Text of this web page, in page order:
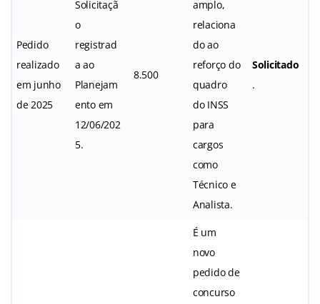
Pedido
realizado
em junho
de 2025
Solicitaçã
o
registrad
a ao
Planejam
ento em
12/06/202
5.
8.500
amplo,
relaciona
do ao
reforço do
quadro
do INSS
para
cargos
como
Técnico e
Analista.
Solicitado
.
É um
novo
pedido de
concurso